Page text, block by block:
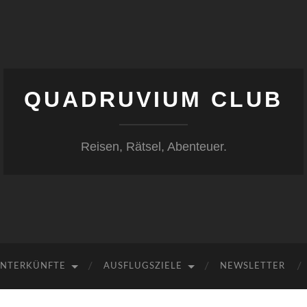
QUADRUVIUM CLUB
Reisen, Rätsel, Abenteuer.
AUSFLUGSZIELE NEWSLETTER